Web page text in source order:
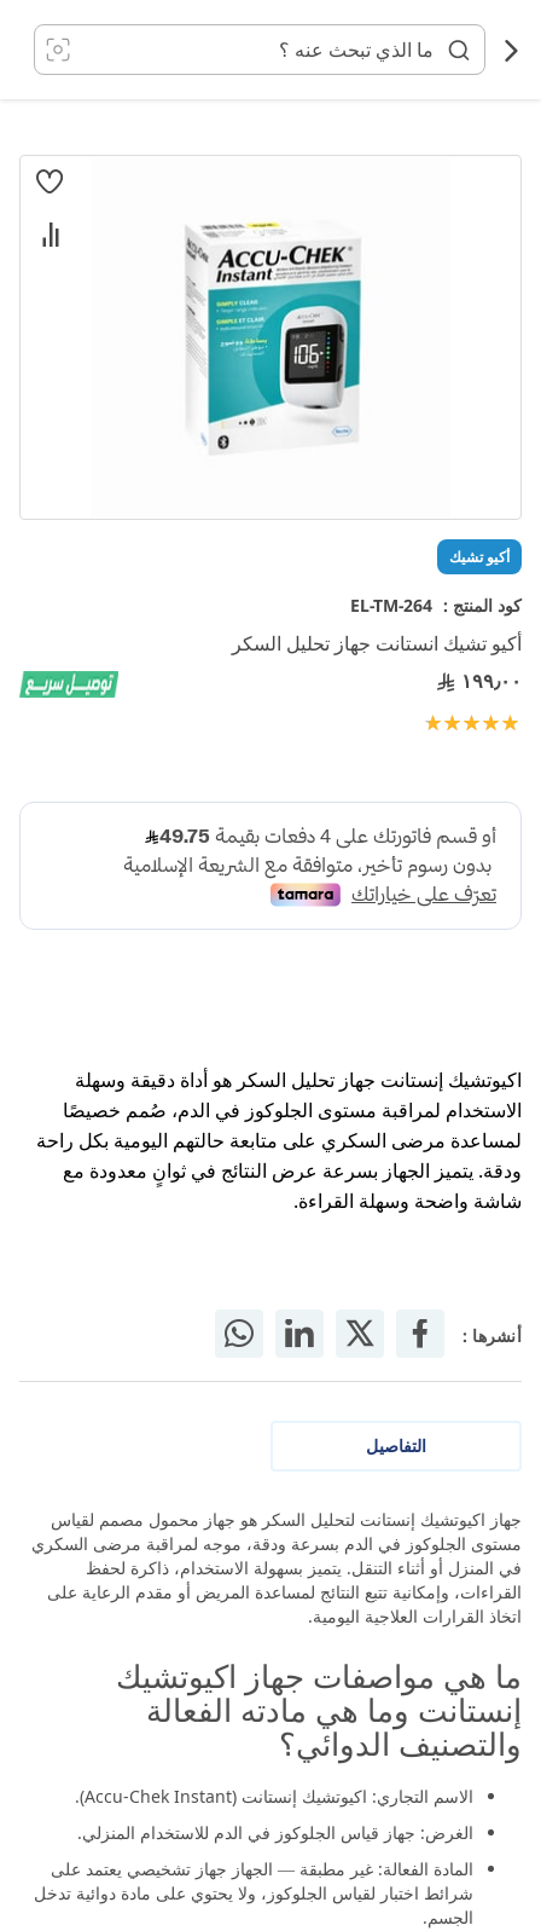
المحتوى
أكيو تشيك
كود المنتج : EL-TM-264
أكيو تشيك انستانت جهاز تحليل السكر
١٩٩٫٠٠
تقييم:
اكيوتشيك إنستانت جهاز تحليل السكر هو أداة دقيقة وسهلة
الاستخدام لمراقبة مستوى الجلوكوز في الدم، صُمم خصيصًا
لمساعدة مرضى السكري على متابعة حالتهم اليومية بكل راحة
ودقة. يتميز الجهاز بسرعة عرض النتائج في ثوانٍ معدودة مع
شاشة واضحة وسهلة القراءة.
أنشرها :
انتقل
تخطي
إلى
بداية
معرض
الصور
التفاصيل
جهاز اكيوتشيك إنستانت لتحليل السكر هو جهاز محمول مصمم لقياس
مستوى الجلوكوز في الدم بسرعة ودقة، موجه لمراقبة مرضى السكري
في المنزل أو أثناء التنقل. يتميز بسهولة الاستخدام، ذاكرة لحفظ
القراءات، وإمكانية تتبع النتائج لمساعدة المريض أو مقدم الرعاية على
اتخاذ القرارات العلاجية اليومية.
ما هي مواصفات جهاز اكيوتشيك
إنستانت وما هي مادته الفعالة
والتصنيف الدوائي؟
الاسم التجاري: اكيوتشيك إنستانت (Accu-Chek Instant).
الغرض: جهاز قياس الجلوكوز في الدم للاستخدام المنزلي.
المادة الفعالة: غير مطبقة — الجهاز جهاز تشخيصي يعتمد على
شرائط اختبار لقياس الجلوكوز، ولا يحتوي على مادة دوائية تدخل
الجسم.